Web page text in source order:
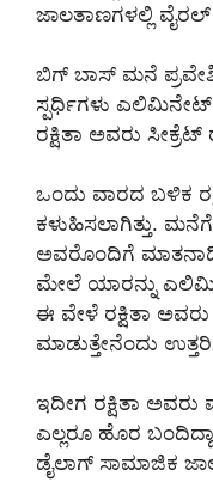
ಜಾಲತಾಣಗಳಲ್ಲಿ
ಬಿಗ್‌ ಬಾಸ್‌ ಮನೆ
ಸ್ಪರ್ಧಿಗಳು
ರಕ್ಷಿತಾ ಅವರು
ಒಂದು ವಾರದ ಬಳಿಕ
ಕಳುಹಿಸಲಾಗಿತ್ತು.
ಅವರೊಂದಿಗೆ
ಮೇಲೆ ಯಾರನ್ನು
ಈ ವೇಳೆ ರಕ್ಷಿತಾ
ಮಾಡುತ್ತೇನೆಂದು
ಇದೀಗ ರಕ್ಷಿತಾ
ಎಲ್ಲರೂ ಹೊರ
ಡೈಲಾಗ್ ಸಾಮಾಜಿಕ